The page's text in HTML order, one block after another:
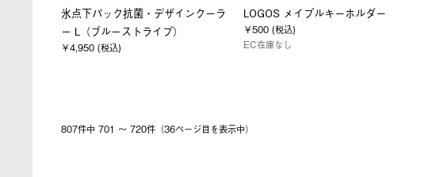
氷点下パック抗菌・デザインクーラ
ー L（ブルーストライプ）
￥4,950 (税込)
LOGOS メイプルキーホルダー
￥500 (税込)
EC在庫なし
807件中 701 〜 720件（36ページ⽬を表⽰中）